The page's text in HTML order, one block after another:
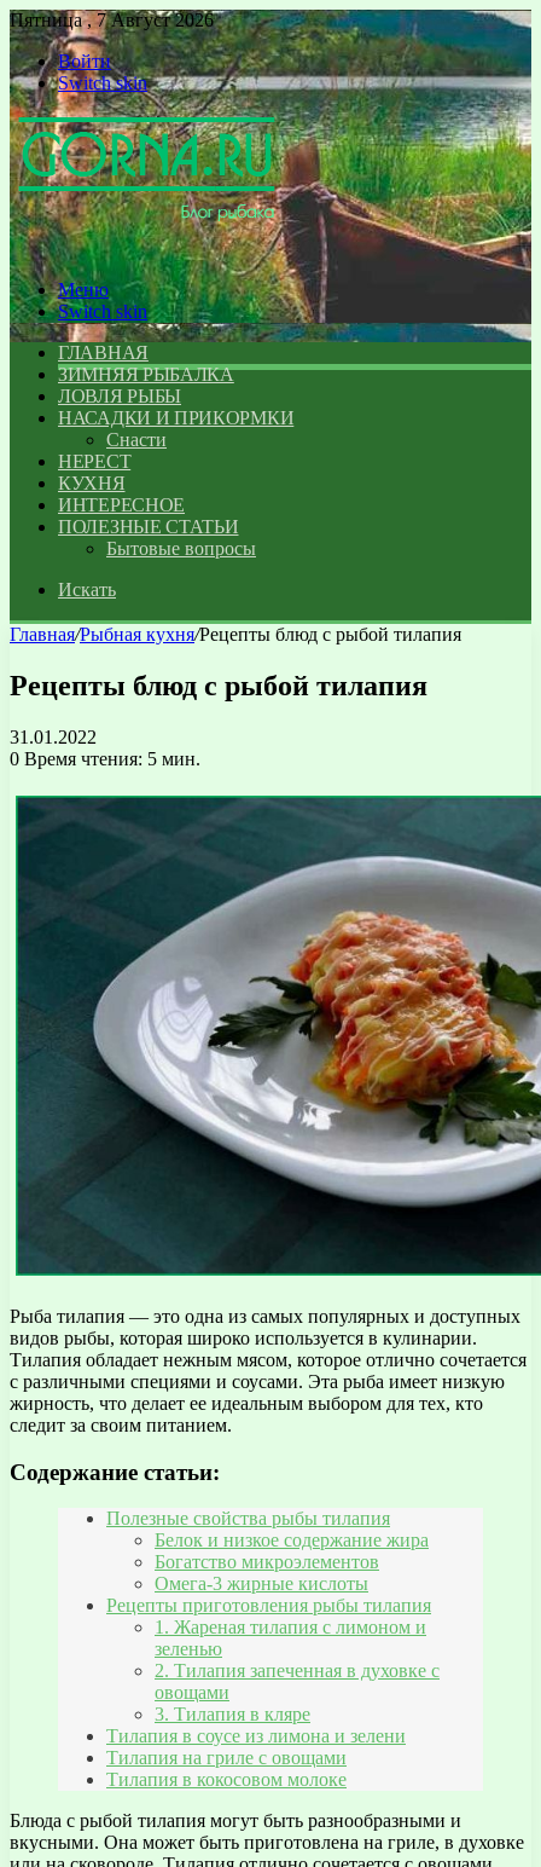
Пятница , 7 Август 2026
Войти
Switch skin
Меню
Switch skin
ГЛАВНАЯ
ЗИМНЯЯ РЫБАЛКА
ЛОВЛЯ РЫБЫ
НАСАДКИ И ПРИКОРМКИ
Снасти
НЕРЕСТ
КУХНЯ
ИНТЕРЕСНОЕ
ПОЛЕЗНЫЕ СТАТЬИ
Бытовые вопросы
Искать
Главная/Рыбная кухня/Рецепты блюд с рыбой тилапия
Рецепты блюд с рыбой тилапия
31.01.2022
0 Время чтения: 5 мин.
Рыба тилапия — это одна из самых популярных и доступных
видов рыбы, которая широко используется в кулинарии.
Тилапия обладает нежным мясом, которое отлично сочетается
с различными специями и соусами. Эта рыба имеет низкую
жирность, что делает ее идеальным выбором для тех, кто
следит за своим питанием.
Содержание статьи:
Полезные свойства рыбы тилапия
Белок и низкое содержание жира
Богатство микроэлементов
Омега-3 жирные кислоты
Рецепты приготовления рыбы тилапия
1. Жареная тилапия с лимоном и
зеленью
2. Тилапия запеченная в духовке с
овощами
3. Тилапия в кляре
Тилапия в соусе из лимона и зелени
Тилапия на гриле с овощами
Тилапия в кокосовом молоке
Блюда с рыбой тилапия могут быть разнообразными и
вкусными. Она может быть приготовлена на гриле, в духовке